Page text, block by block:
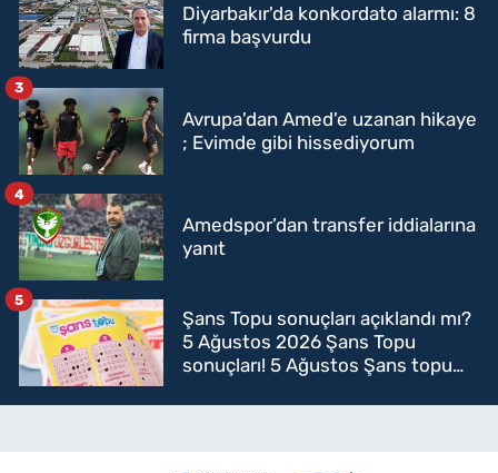
Diyarbakır'da konkordato alarmı: 8
firma başvurdu
Avrupa'dan Amed'e uzanan hikaye
; Evimde gibi hissediyorum
3
Amedspor’dan transfer iddialarına
yanıt
4
Şans Topu sonuçları açıklandı mı?
5 Ağustos 2026 Şans Topu
sonuçları! 5 Ağustos Şans topu
5